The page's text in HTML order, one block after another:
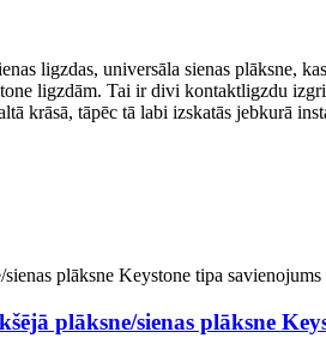
ligzdas, universāla sienas plāksne,
ligzdām. Tai ir divi kontaktligzdu
krāsā, tāpēc tā labi izskatās jebkurā
plāksne/sienas plāksne